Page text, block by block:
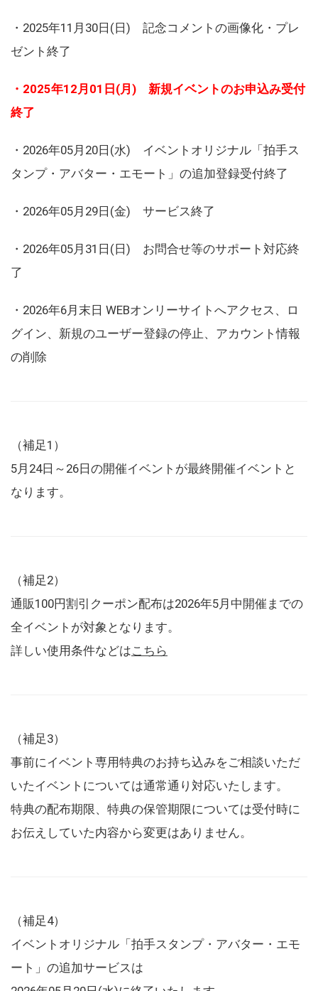
・2025年11月30日(日) 記念コメントの画像化・プレ
ゼント終了
・2025年12月01日(月) 新規イベントのお申込み受付
終了
・2026年05月20日(水) イベントオリジナル「拍手ス
タンプ・アバター・エモート」の追加登録受付終了
・2026年05月29日(金) サービス終了
・2026年05月31日(日) お問合せ等のサポート対応終
了
・2026年6月末日 WEBオンリーサイトへアクセス、ロ
グイン、新規のユーザー登録の停止、アカウント情報
の削除
（補足1）
5月24日～26日の開催イベントが最終開催イベントと
なります。
（補足2）
通販100円割引クーポン配布は2026年5月中開催までの
全イベントが対象となります。
詳しい使用条件などはこちら
（補足3）
事前にイベント専用特典のお持ち込みをご相談いただ
いたイベントについては通常通り対応いたします。
特典の配布期限、特典の保管期限については受付時に
お伝えしていた内容から変更はありません。
（補足4）
イベントオリジナル「拍手スタンプ・アバター・エモ
ート」の追加サービスは